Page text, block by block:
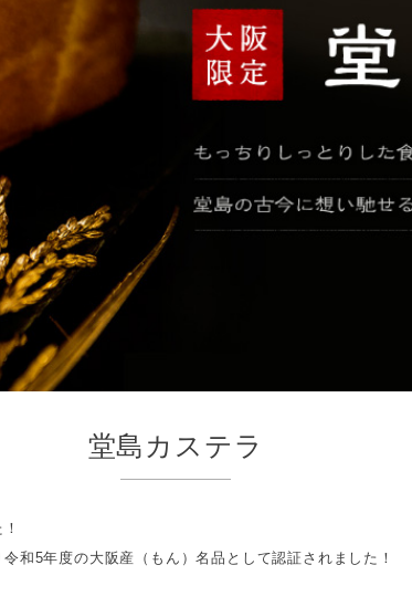
堂島カステラ
和5年度の大阪産（もん）名品として認証されました！